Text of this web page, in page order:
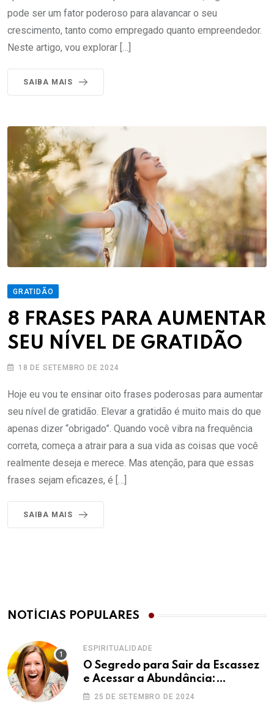
pode ser um fator poderoso para alavancar o seu
crescimento, tanto como empregado quanto empreendedor.
Neste artigo, vou explorar […]
SAIBA MAIS
GRATIDÃO
8 FRASES PARA AUMENTAR
SEU NÍVEL DE GRATIDÃO
18 DE SETEMBRO DE 2024
Hoje eu vou te ensinar oito frases poderosas para aumentar
seu nível de gratidão. Elevar a gratidão é muito mais do que
apenas dizer “obrigado”. Quando você vibra na frequência
correta, começa a atrair para a sua vida as coisas que você
realmente deseja e merece. Mas atenção, para que essas
frases sejam eficazes, é […]
SAIBA MAIS
NOTÍCIAS POPULARES
ESPIRITUALIDADE
O Segredo para Sair da Escassez
e Acessar a Abundância:
Ho’oponopono pela Prosperidade
25 DE SETEMBRO DE 2024